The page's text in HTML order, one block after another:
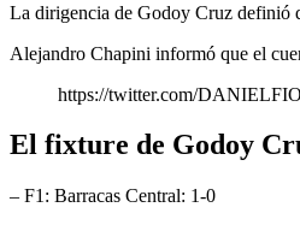
La dirigencia de Godoy Cruz definió
Alejandro Chapini informó que el
https://twitter.com/
El fixture de Godoy
– F1: Barracas Central: 1-0